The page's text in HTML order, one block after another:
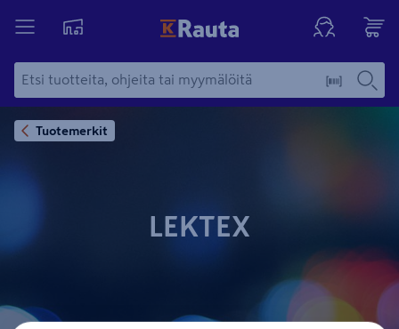
Tuotemerkit
LEKTEX